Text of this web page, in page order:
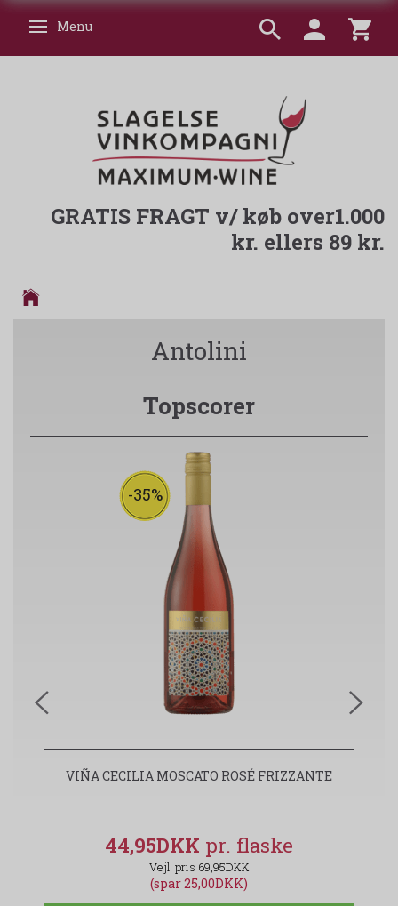
Skifte navigation
Menu
GRATIS FRAGT v/ køb over1.000
kr. ellers 89 kr.
Antolini
Topscorer
-35%
VIÑA CECILIA MOSCATO ROSÉ FRIZZANTE
44,95DKK
69,95DKK
(spar 25,00DKK)